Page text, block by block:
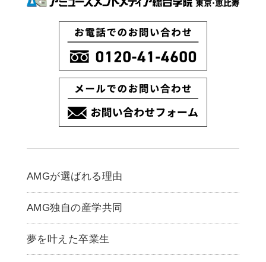
AMGが選ばれる理由
AMG独自の産学共同
夢を叶えた卒業生